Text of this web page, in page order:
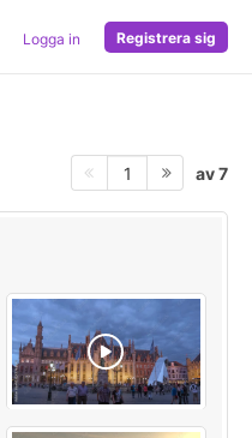
Logga in Registrera sig
1 av 7